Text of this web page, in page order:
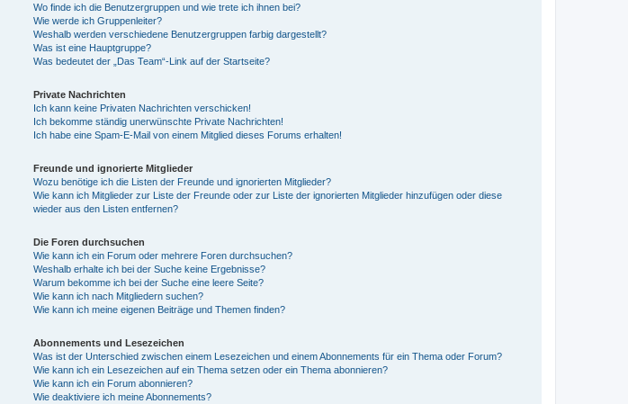
Wo finde ich die Benutzergruppen und wie trete ich ihnen bei?
Wie werde ich Gruppenleiter?
Weshalb werden verschiedene Benutzergruppen farbig dargestellt?
Was ist eine Hauptgruppe?
Was bedeutet der „Das Team“-Link auf der Startseite?
Private Nachrichten
Ich kann keine Privaten Nachrichten verschicken!
Ich bekomme ständig unerwünschte Private Nachrichten!
Ich habe eine Spam-E-Mail von einem Mitglied dieses Forums erhalten!
Freunde und ignorierte Mitglieder
Wozu benötige ich die Listen der Freunde und ignorierten Mitglieder?
Wie kann ich Mitglieder zur Liste der Freunde oder zur Liste der ignorierten Mitglieder hinzufügen oder diese
wieder aus den Listen entfernen?
Die Foren durchsuchen
Wie kann ich ein Forum oder mehrere Foren durchsuchen?
Weshalb erhalte ich bei der Suche keine Ergebnisse?
Warum bekomme ich bei der Suche eine leere Seite?
Wie kann ich nach Mitgliedern suchen?
Wie kann ich meine eigenen Beiträge und Themen finden?
Abonnements und Lesezeichen
Was ist der Unterschied zwischen einem Lesezeichen und einem Abonnements für ein Thema oder Forum?
Wie kann ich ein Lesezeichen auf ein Thema setzen oder ein Thema abonnieren?
Wie kann ich ein Forum abonnieren?
Wie deaktiviere ich meine Abonnements?